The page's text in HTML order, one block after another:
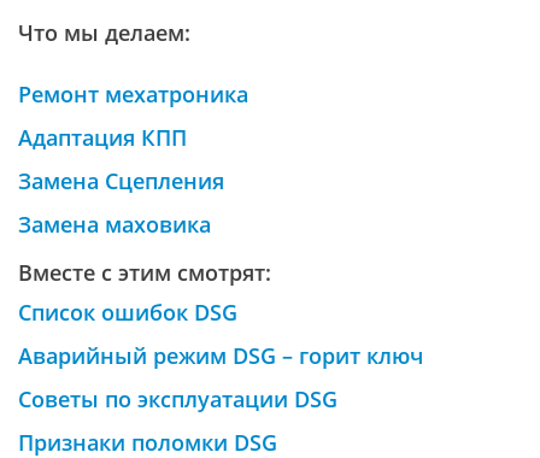
Что мы делаем:
Ремонт мехатроника
Адаптация КПП
Замена Сцепления
Замена маховика
Вместе с этим смотрят:
Список ошибок DSG
Аварийный режим DSG – горит ключ
Советы по эксплуатации DSG
Признаки поломки DSG